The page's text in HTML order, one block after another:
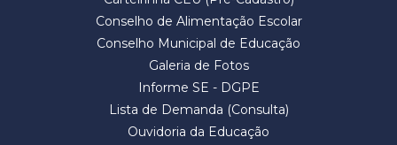
Conselho de Alimentação Escolar
Conselho Municipal de Educação
Galeria de Fotos
Informe SE - DGPE
Lista de Demanda (Consulta)
Ouvidoria da Educação